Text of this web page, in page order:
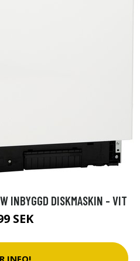
INBYGGD DISKMASKIN - VIT
SEK
INFO!